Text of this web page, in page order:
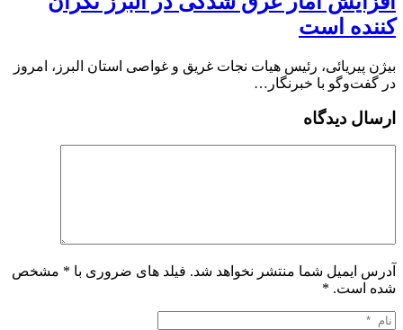
کننده است
بیژن پیریائی، رئیس هیات نجات غریق و غواصی استان البرز، امروز
در گفت‌وگو با خبرنگار…
ارسال دیدگاه
آدرس ایمیل شما منتشر نخواهد شد. فیلد های ضروری با * مشخص
شده است. *